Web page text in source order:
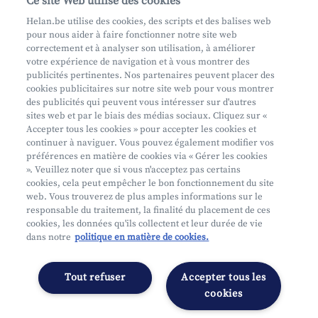
Aide et contact
Prendre rendez-vous
Où nous trouver
Mifid
Privacy
Juridische info
Segmentatie
Gérer les préférences
Helan.be utilise des cookies, des scripts et des balises web
pour nous aider à faire fonctionner notre site web
correctement et à analyser son utilisation, à améliorer
votre expérience de navigation et à vous montrer des
publicités pertinentes. Nos partenaires peuvent placer des
cookies publicitaires sur notre site web pour vous montrer
des publicités qui peuvent vous intéresser sur d'autres
sites web et par le biais des médias sociaux. Cliquez sur «
Accepter tous les cookies » pour accepter les cookies et
continuer à naviguer. Vous pouvez également modifier vos
préférences en matière de cookies via « Gérer les cookies
». Veuillez noter que si vous n'acceptez pas certains
cookies, cela peut empêcher le bon fonctionnement du site
web. Vous trouverez de plus amples informations sur le
responsable du traitement, la finalité du placement de ces
cookies, les données qu'ils collectent et leur durée de vie
dans notre politique en matière de cookies.
Accepter tous les
cookies
Tout refuser